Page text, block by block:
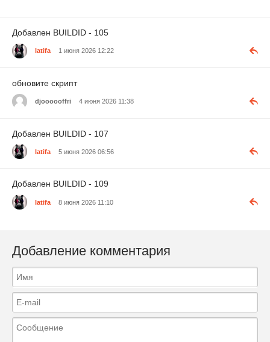
Добавлен BUILDID - 105
latifa 1 июня 2026 12:22
обновите скрипт
djoooooffri 4 июня 2026 11:38
Добавлен BUILDID - 107
latifa 5 июня 2026 06:56
Добавлен BUILDID - 109
latifa 8 июня 2026 11:10
Добавление комментария